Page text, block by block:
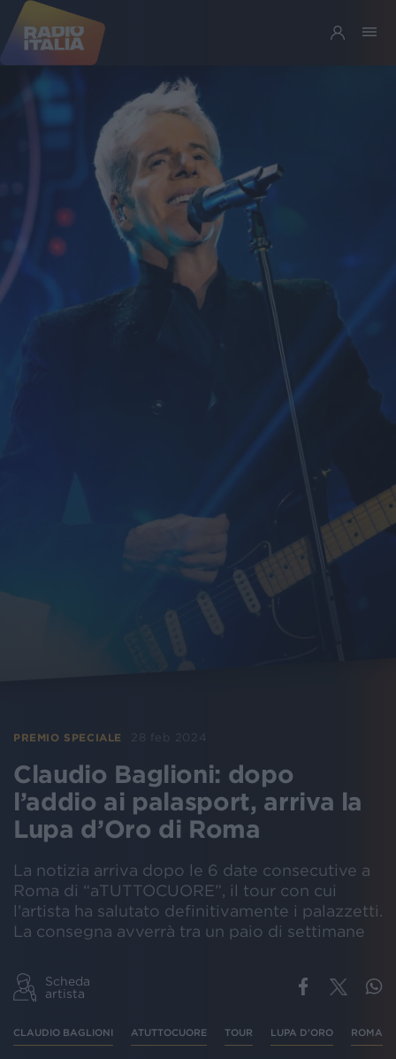
PREMIO SPECIALE 28 feb 2024
Claudio Baglioni: dopo
l’addio ai palasport, arriva la
Lupa d’Oro di Roma
La notizia arriva dopo le 6 date consecutive a
Roma di “aTUTTOCUORE”, il tour con cui
l’artista ha salutato definitivamente i palazzetti.
La consegna avverrà tra un paio di settimane
Scheda
artista
CLAUDIO BAGLIONI ATUTTOCUORE TOUR LUPA D'ORO ROMA